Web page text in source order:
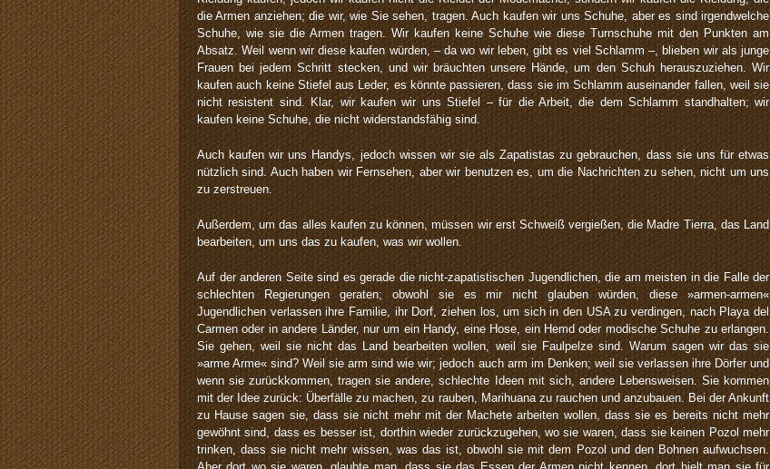
die Armen anziehen; die wir, wie Sie sehen, tragen. Auch kaufen wir uns Schuhe, aber es sind irgendwelche
Schuhe, wie sie die Armen tragen. Wir kaufen keine Schuhe wie diese Turnschuhe mit den Punkten am
Absatz. Weil wenn wir diese kaufen würden, – da wo wir leben, gibt es viel Schlamm –, blieben wir als junge
Frauen bei jedem Schritt stecken, und wir bräuchten unsere Hände, um den Schuh herauszuziehen. Wir
kaufen auch keine Stiefel aus Leder, es könnte passieren, dass sie im Schlamm auseinander fallen, weil sie
nicht resistent sind. Klar, wir kaufen wir uns Stiefel – für die Arbeit, die dem Schlamm standhalten; wir
kaufen keine Schuhe, die nicht widerstandsfähig sind.
Auch kaufen wir uns Handys, jedoch wissen wir sie als Zapatistas zu gebrauchen, dass sie uns für etwas
nützlich sind. Auch haben wir Fernsehen, aber wir benutzen es, um die Nachrichten zu sehen, nicht um uns
zu zerstreuen.
Außerdem, um das alles kaufen zu können, müssen wir erst Schweiß vergießen, die Madre Tierra, das Land
bearbeiten, um uns das zu kaufen, was wir wollen.
Auf der anderen Seite sind es gerade die nicht-zapatistischen Jugendlichen, die am meisten in die Falle der
schlechten Regierungen geraten; obwohl sie es mir nicht glauben würden, diese »armen-armen«
Jugendlichen verlassen ihre Familie, ihr Dorf, ziehen los, um sich in den USA zu verdingen, nach Playa del
Carmen oder in andere Länder, nur um ein Handy, eine Hose, ein Hemd oder modische Schuhe zu erlangen.
Sie gehen, weil sie nicht das Land bearbeiten wollen, weil sie Faulpelze sind. Warum sagen wir das sie
»arme Arme« sind? Weil sie arm sind wie wir; jedoch auch arm im Denken; weil sie verlassen ihre Dörfer und
wenn sie zurückkommen, tragen sie andere, schlechte Ideen mit sich, andere Lebensweisen. Sie kommen
mit der Idee zurück: Überfälle zu machen, zu rauben, Marihuana zu rauchen und anzubauen. Bei der Ankunft
zu Hause sagen sie, dass sie nicht mehr mit der Machete arbeiten wollen, dass sie es bereits nicht mehr
gewöhnt sind, dass es besser ist, dorthin wieder zurückzugehen, wo sie waren, dass sie keinen Pozol mehr
trinken, dass sie nicht mehr wissen, was das ist, obwohl sie mit dem Pozol und den Bohnen aufwuchsen.